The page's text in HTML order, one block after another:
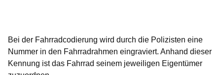
Bei der Fahrradcodierung wird durch die Polizisten eine
Nummer in den Fahrradrahmen eingraviert. Anhand dieser
Kennung ist das Fahrrad seinem jeweiligen Eigentümer